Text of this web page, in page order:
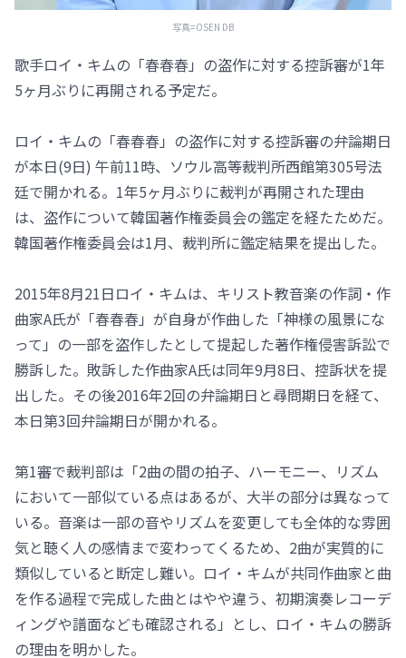
写真=OSEN DB
歌手ロイ・キムの「春春春」の盗作に対する控訴審が1年
5ヶ月ぶりに再開される予定だ。
ロイ・キムの「春春春」の盗作に対する控訴審の弁論期日
が本日(9日) 午前11時、ソウル高等裁判所西館第305号法
廷で開かれる。1年5ヶ月ぶりに裁判が再開された理由
は、盗作について韓国著作権委員会の鑑定を経たためだ。
韓国著作権委員会は1月、裁判所に鑑定結果を提出した。
2015年8月21日ロイ・キムは、キリスト教音楽の作詞・作
曲家A氏が「春春春」が自身が作曲した「神様の風景にな
って」の一部を盗作したとして提起した著作権侵害訴訟で
勝訴した。敗訴した作曲家A氏は同年9月8日、控訴状を提
出した。その後2016年2回の弁論期日と尋問期日を経て、
本日第3回弁論期日が開かれる。
第1審で裁判部は「2曲の間の拍子、ハーモニー、リズム
において一部似ている点はあるが、大半の部分は異なって
いる。音楽は一部の音やリズムを変更しても全体的な雰囲
気と聴く人の感情まで変わってくるため、2曲が実質的に
類似していると断定し難い。ロイ・キムが共同作曲家と曲
を作る過程で完成した曲とはやや違う、初期演奏レコーデ
ィングや譜面なども確認される」とし、ロイ・キムの勝訴
の理由を明かした。